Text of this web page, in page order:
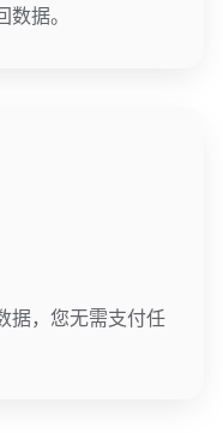
据。
据，您无需支付任